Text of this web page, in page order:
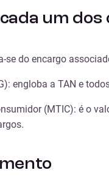
um
se do encargo
engloba a TAN e
(MTIC): é o